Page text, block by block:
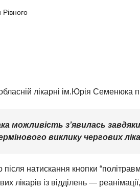
лікарні ім.Юрія
можливість з’явилась
виклику чергових
натискання кнопки
лікарів із відділень —